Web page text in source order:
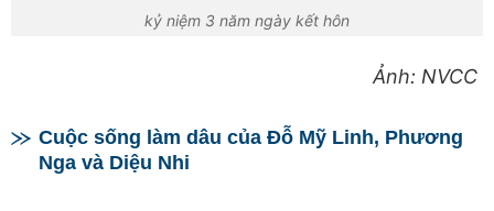
kỷ niệm 3 năm ngày kết hôn
Ảnh: NVCC
Cuộc sống làm dâu của Đỗ Mỹ Linh, Phương
Nga và Diệu Nhi